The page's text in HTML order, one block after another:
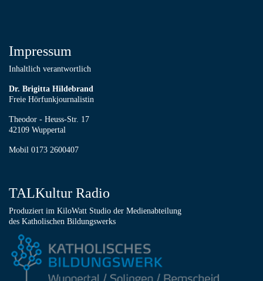
Impressum
Inhaltlich verantwortlich
Dr. Brigitta Hildebrand
Freie Hörfunkjournalistin
Theodor - Heuss-Str. 17
42109 Wuppertal
Mobil 0173 2600407
TALKultur Radio
Produziert im KiloWatt Studio der Medienabteilung
des Katholischen Bildungswerks